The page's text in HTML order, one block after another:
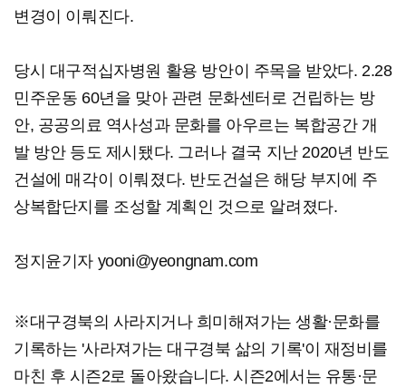
변경이 이뤄진다.
당시 대구적십자병원 활용 방안이 주목을 받았다. 2.28
민주운동 60년을 맞아 관련 문화센터로 건립하는 방
안, 공공의료 역사성과 문화를 아우르는 복합공간 개
발 방안 등도 제시됐다. 그러나 결국 지난 2020년 반도
건설에 매각이 이뤄졌다. 반도건설은 해당 부지에 주
상복합단지를 조성할 계획인 것으로 알려졌다.
정지윤기자 yooni@yeongnam.com
※대구경북의 사라지거나 희미해져가는 생활·문화를
기록하는 '사라져가는 대구경북 삶의 기록'이 재정비를
마친 후 시즌2로 돌아왔습니다. 시즌2에서는 유통·문